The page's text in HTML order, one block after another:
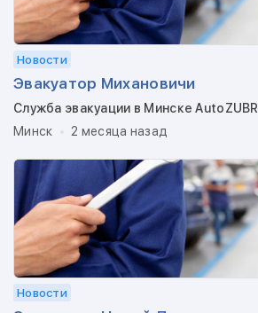
Новости
Эвакуатор Михановичи
Служба эвакуации в Минске AutoZUBR
Минск
2 месяца назад
Новости